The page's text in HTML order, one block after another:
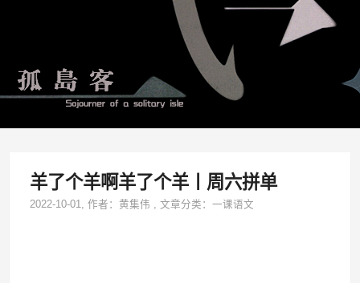
羊了个羊啊羊了个羊丨周六拼单
2022-10-01, 作者：黄集伟 ,文章分类：一课语文